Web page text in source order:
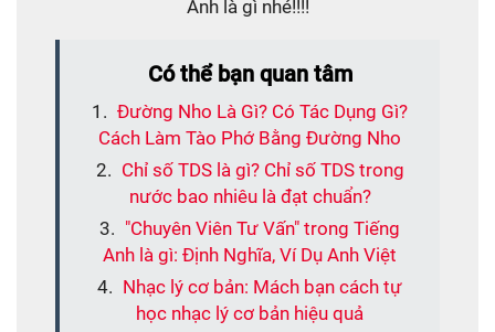
Anh là gì nhé!!!!
Có thể bạn quan tâm
Đường Nho Là Gì? Có Tác Dụng Gì?
Cách Làm Tào Phớ Bằng Đường Nho
Chỉ số TDS là gì? Chỉ số TDS trong
nước bao nhiêu là đạt chuẩn?
"Chuyên Viên Tư Vấn" trong Tiếng
Anh là gì: Định Nghĩa, Ví Dụ Anh Việt
Nhạc lý cơ bản: Mách bạn cách tự
học nhạc lý cơ bản hiệu quả